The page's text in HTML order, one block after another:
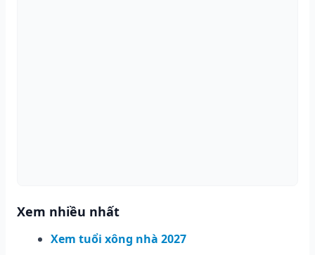
Xem nhiều nhất
Xem tuổi xông nhà 2027